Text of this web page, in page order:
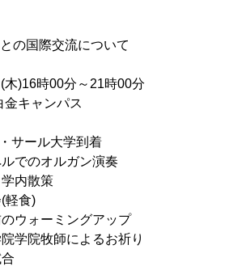
の国際交流について
木)16時00分～21時00分
金キャンパス
ル大学到着
でのオルガン演奏
内散策
軽食)
ウォーミングアップ
学院牧師によるお祈り